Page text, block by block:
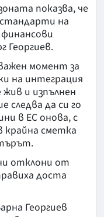
показва, че
на
Георгиев.
момент за
на интеграция
и изпълнен
следва да си го
в ЕС онова, с
крайна сметка
отклони от
доста
Георгиев